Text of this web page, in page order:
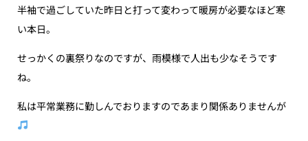
半袖で過ごしていた昨日と打って変わって暖房が必要なほど寒
い本日。
せっかくの裏祭りなのですが、雨模様で人出も少なそうです
ね。
私は平常業務に勤しんでおりますのであまり関係ありませんが